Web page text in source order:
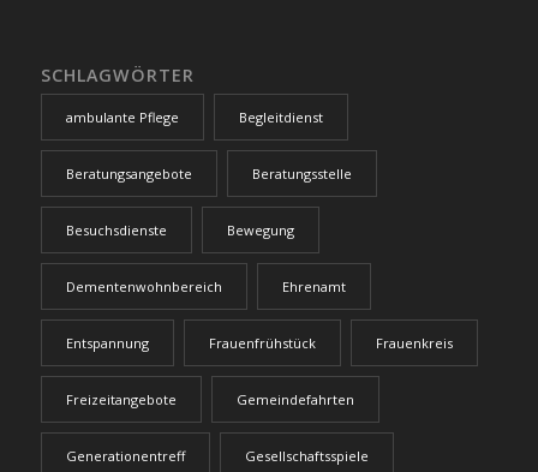
SCHLAGWÖRTER
ambulante Pflege Begleitdienst
Beratungsangebote Beratungsstelle
Besuchsdienste Bewegung
Dementenwohnbereich Ehrenamt
Entspannung Frauenfrühstück Frauenkreis
Freizeitangebote Gemeindefahrten
Generationentreff Gesellschaftsspiele